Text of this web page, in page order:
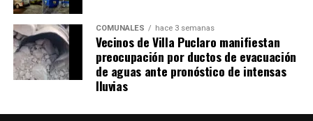
COMUNALES hace 3 semanas
Vecinos de Villa Puclaro manifiestan
preocupación por ductos de evacuación
de aguas ante pronóstico de intensas
lluvias